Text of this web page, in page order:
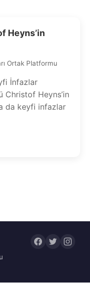
Heyns’in
Ortak Platformu
İnfazlar
Christof Heyns’in
da keyfi infazlar